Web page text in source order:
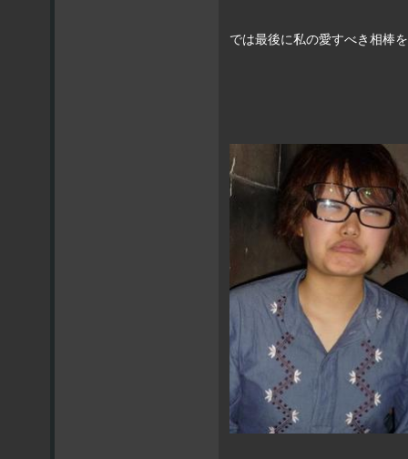
では最後に私の愛すべき相棒